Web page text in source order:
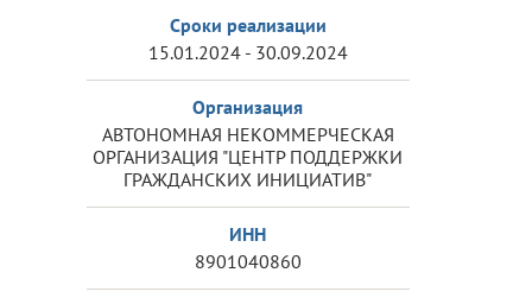
Сроки реализации
15.01.2024 - 30.09.2024
Организация
АВТОНОМНАЯ НЕКОММЕРЧЕСКАЯ
ОРГАНИЗАЦИЯ "ЦЕНТР ПОДДЕРЖКИ
ГРАЖДАНСКИХ ИНИЦИАТИВ"
ИНН
8901040860